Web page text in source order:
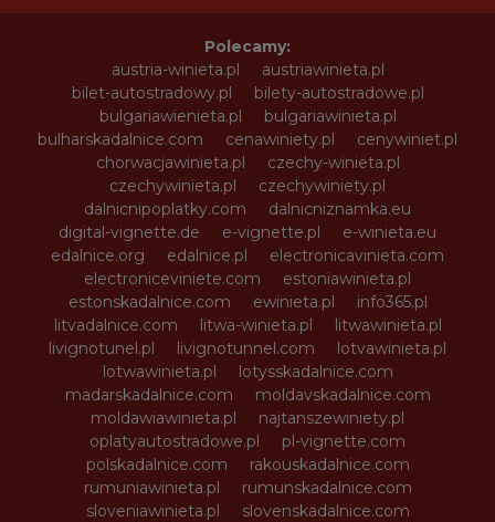
Polecamy:
austria-winieta.pl
austriawinieta.pl
bilet-autostradowy.pl
bilety-autostradowe.pl
bulgariawienieta.pl
bulgariawinieta.pl
bulharskadalnice.com
cenawiniety.pl
cenywiniet.pl
chorwacjawinieta.pl
czechy-winieta.pl
czechywinieta.pl
czechywiniety.pl
dalnicnipoplatky.com
dalnicniznamka.eu
digital-vignette.de
e-vignette.pl
e-winieta.eu
edalnice.org
edalnice.pl
electronicavinieta.com
electroniceviniete.com
estoniawinieta.pl
estonskadalnice.com
ewinieta.pl
info365.pl
litvadalnice.com
litwa-winieta.pl
litwawinieta.pl
livignotunel.pl
livignotunnel.com
lotvawinieta.pl
lotwawinieta.pl
lotysskadalnice.com
madarskadalnice.com
moldavskadalnice.com
moldawiawinieta.pl
najtanszewiniety.pl
oplatyautostradowe.pl
pl-vignette.com
polskadalnice.com
rakouskadalnice.com
rumuniawinieta.pl
rumunskadalnice.com
sloveniawinieta.pl
slovenskadalnice.com